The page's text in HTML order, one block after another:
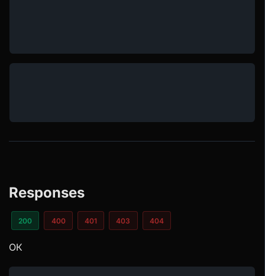
Responses
200 400 401 403 404
ОК